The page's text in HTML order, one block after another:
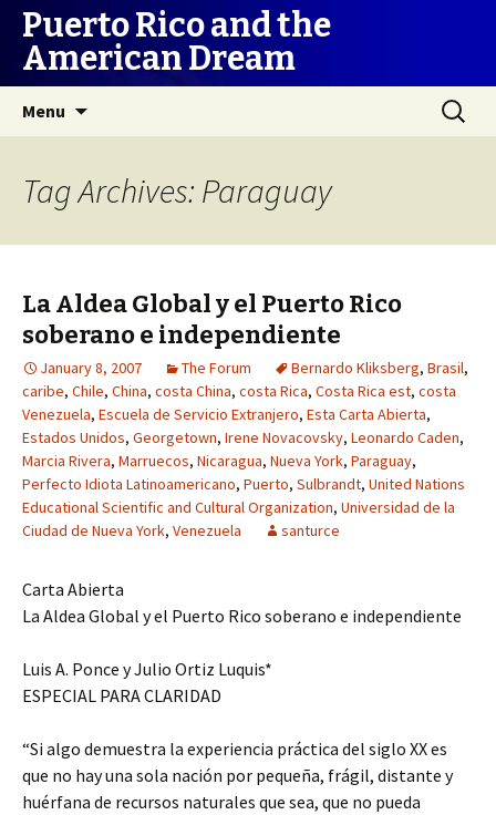
Puerto Rico and the
American Dream
Menu
Search
for:
Tag Archives: Paraguay
La Aldea Global y el Puerto Rico
soberano e independiente
January 8, 2007 The Forum Bernardo Kliksberg, Brasil,
caribe, Chile, China, costa China, costa Rica, Costa Rica est, costa
Venezuela, Escuela de Servicio Extranjero, Esta Carta Abierta,
Estados Unidos, Georgetown, Irene Novacovsky, Leonardo Caden,
Marcia Rivera, Marruecos, Nicaragua, Nueva York, Paraguay,
Perfecto Idiota Latinoamericano, Puerto, Sulbrandt, United Nations
Educational Scientific and Cultural Organization, Universidad de la
Ciudad de Nueva York, Venezuela santurce
Carta Abierta
La Aldea Global y el Puerto Rico soberano e independiente
Luis A. Ponce y Julio Ortiz Luquis*
ESPECIAL PARA CLARIDAD
“Si algo demuestra la experiencia práctica del siglo XX es
que no hay una sola nación por pequeña, frágil, distante y
huérfana de recursos naturales que sea, que no pueda